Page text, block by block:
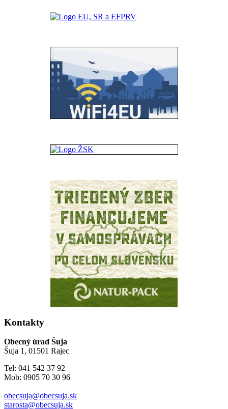
Kontakty
Obecný úrad Šuja
Šuja 1, 01501 Rajec
Tel: 041 542 37 92
Mob: 0905 70 30 96
obecsuja@obecsuja.sk
starosta@obecsuja.sk